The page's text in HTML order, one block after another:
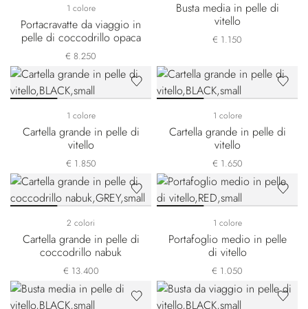
1 colore
Portacravatte da viaggio in
pelle di coccodrillo opaca
€ 8.250
Busta media in pelle di
vitello
€ 1.150
1 colore
Cartella grande in pelle di
vitello
€ 1.850
1 colore
Cartella grande in pelle di
vitello
€ 1.650
2 colori
Cartella grande in pelle di
coccodrillo nabuk
€ 13.400
1 colore
Portafoglio medio in pelle
di vitello
€ 1.050